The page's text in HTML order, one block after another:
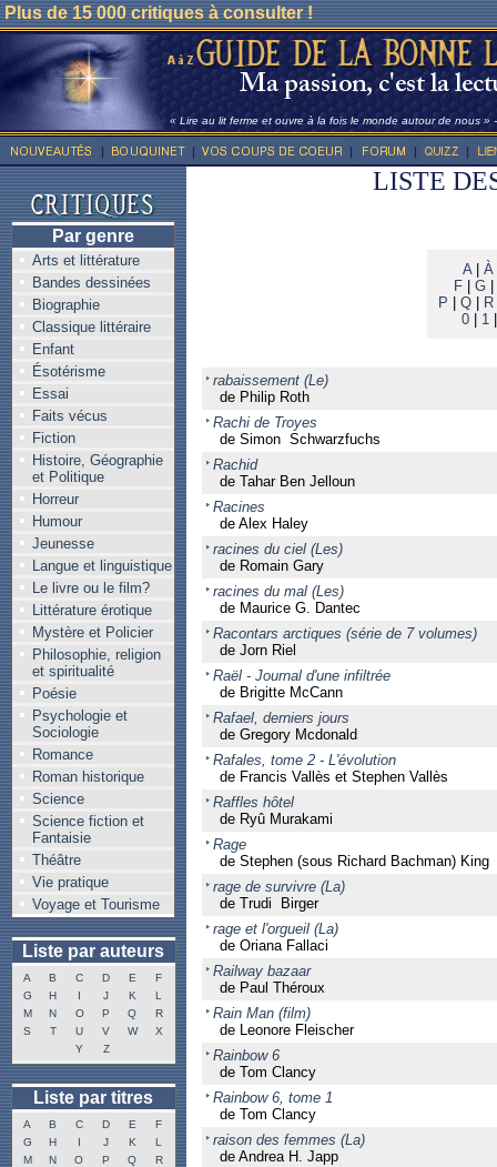
Plus de 15 000 critiques à consulter !
« Lire au lit ferme et ouvre à la fois le monde autour de nous »
Par genre
Arts et littérature
Bandes dessinées
Biographie
Classique littéraire
Enfant
Ésotérisme
Essai
Faits vécus
Fiction
Histoire, Géographie
et Politique
Horreur
Humour
Jeunesse
Langue et linguistique
Le livre ou le film?
Littérature érotique
Mystère et Policier
Philosophie, religion
et spiritualité
Poésie
Psychologie et
Sociologie
Romance
Roman historique
Science
Science fiction et
Fantaisie
Théâtre
Vie pratique
Voyage et Tourisme
Liste par auteurs
A B C D E
F
G
H I J K
L
M
N O P Q
R
S
T U V W
X
Y
Z
Liste par titres
A B C D E
F
G
H I J K
L
M
N O P Q
R
LISTE
A| À
F
G
P
Q R
0
1
rabaissement (Le)
de Philip Roth
Rachi de Troyes
de Simon Schwarzfuchs
Rachid
de Tahar Ben Jelloun
Racines
de Alex Haley
racines du ciel (Les)
de Romain Gary
racines du mal (Les)
de Maurice G. Dantec
Racontars arctiques (série de 7 volumes)
de Jorn Riel
Raël - Journal d'une infiltrée
de Brigitte McCann
Rafael, derniers jours
de Gregory Mcdonald
Rafales, tome 2 - L'évolution
de Francis Vallès et Stephen Vallès
Raffles hôtel
de Ryû Murakami
Rage
de Stephen (sous Richard Bachman) King
rage de survivre (La)
de Trudi Birger
rage et l'orgueil (La)
de Oriana Fallaci
Railway bazaar
de Paul Théroux
Rain Man (film)
de Leonore Fleischer
Rainbow 6
de Tom Clancy
Rainbow 6, tome 1
de Tom Clancy
raison des femmes (La)
de Andrea H. Japp